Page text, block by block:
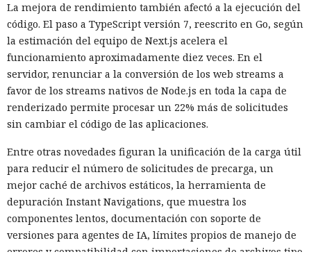
navegador en la aplicación ChatGPT. La propia compañía
dejará de mantener Atlas el 9 de agosto. Como alternativa,
OpenAIofrece a los usuariosla aplicación de escritorio
ChatGPT o la extensión para Chrome.
En Zenity subrayan que los ataques descritos se basan en la
sustitución de instrucciones dentro de páginas que parecen
normales, por lo que confiar únicamente en las
necesitan restricciones más estrictas, que no dependan del
criterio del propio modelo, sobre qué acciones y con qué
nivel de acceso puede ejecutar el navegador de forma
automática.
Inspecciones que forzarán su
salida del mercado: China toma
represalias contra EE. UU. a
través de Palo Alto Networks
La mejora de rendimiento también afectó a la ejecución del
código. El paso a TypeScript versión 7, reescrito en Go, según
la estimación del equipo de Next.js acelera el
funcionamiento aproximadamente diez veces. En el
servidor, renunciar a la conversión de los web streams a
favor de los streams nativos de Node.js en toda la capa de
renderizado permite procesar un 22% más de solicitudes
sin cambiar el código de las aplicaciones.
Entre otras novedades figuran la unificación de la carga útil
para reducir el número de solicitudes de precarga, un
mejor caché de archivos estáticos, la herramienta de
depuración Instant Navigations, que muestra los
componentes lentos, documentación con soporte de
versiones para agentes de IA, límites propios de manejo de
errores y compatibilidad con importaciones de archivos tipo